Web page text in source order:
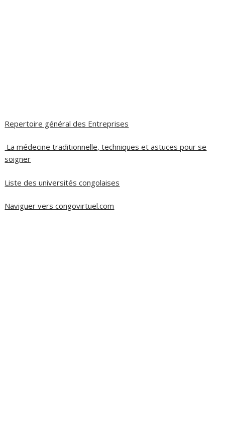
Repertoire général des Entreprises
La médecine traditionnelle, techniques et astuces pour se
soigner
Liste des universités congolaises
Naviguer vers congovirtuel.com